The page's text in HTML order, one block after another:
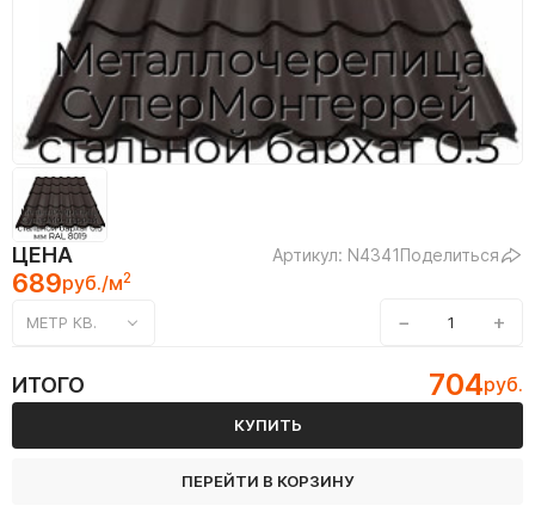
ЦЕНА Артикул: N4341Поделиться
689руб./м2
МЕТР КВ. − +
ИТОГО 704руб.
КУПИТЬ
ПЕРЕЙТИ В КОРЗИНУ